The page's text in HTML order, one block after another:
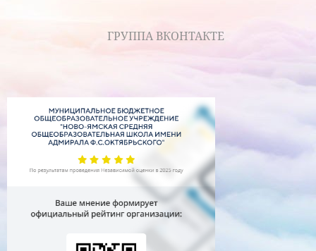
ГРУППА ВКОНТАКТЕ